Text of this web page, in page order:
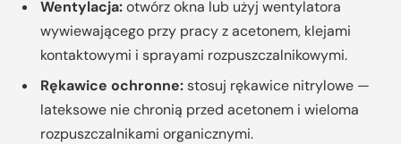
Wentylacja:otwórz okna lub użyj wentylatora
wywiewającego przy pracy z acetonem, klejami
kontaktowymi i sprayami rozpuszczalnikowymi.
Rękawice ochronne:stosuj rękawice nitrylowe —
lateksowe nie chronią przed acetonem i wieloma
rozpuszczalnikami organicznymi.